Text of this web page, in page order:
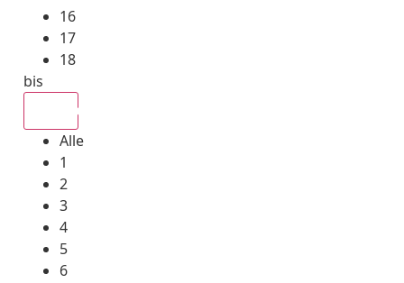
16
17
18
bis
Alle
1
2
3
4
5
6